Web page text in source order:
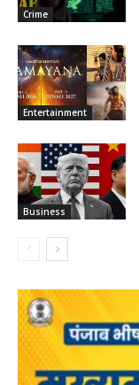
Crime
Entertainment
Business